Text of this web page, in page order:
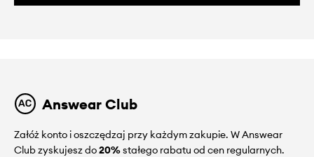
Answear Club
Załóż konto i oszczędzaj przy każdym zakupie. W Answear
Club zyskujesz do20%stałego rabatu od cen regularnych.